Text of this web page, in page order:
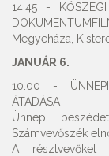
14.45 - KŐSZEGI
Megyeháza,
JANUÁR 6.
10.00 - ÜNNEPI
ÁTADÁSA
Ünnepi
Számvevőszék
A